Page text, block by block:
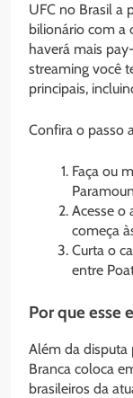
UFC no Brasil a
bilionário com a
haverá mais
streaming você
principais,
Confira o passo
Faça ou
Acesse o
começa
Curta o
entre
Por que esse
Além da disputa
Branca coloca
brasileiros da